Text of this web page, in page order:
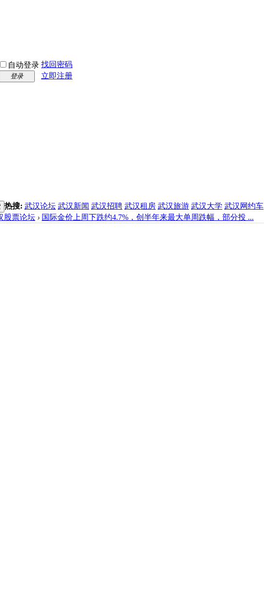
自动登录 找回密码
登录
立即注册
热搜: 武汉论坛 武汉新闻 武汉招聘 武汉租房 武汉旅游 武汉大学 武汉网约车
股票论坛 › 国际金价上周下跌约4.7%，创半年来最大单周跌幅，部分投 ...